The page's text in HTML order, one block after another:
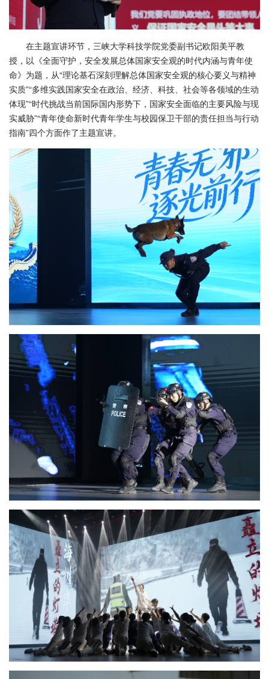
在主题宣讲环节，三峡大学科技学院党委副书记欧阳美平教
授，以《全面守护，安全发展总体国家安全观的时代内涵与青年使
命》为题，从“理论基⽯深刻理解总体国家安全观的核⼼要义与精神
实质”“多维实践国家安全在政治、经济、科技、社会等各领域的⽣动
体现”“时代挑战当前国际国内形势下，国家安全⾯临的主要⻛险与现
实威胁”“⻘年使命新时代⻘年学⽣与校园保卫⼲部的责任担当与⾏动
指南”四个方面作了主题宣讲。